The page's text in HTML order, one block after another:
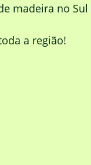
madeira no Sul
a região!